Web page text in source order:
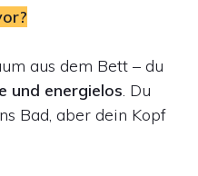
aus dem Bett – du
und energielos. Du
Bad, aber dein Kopf